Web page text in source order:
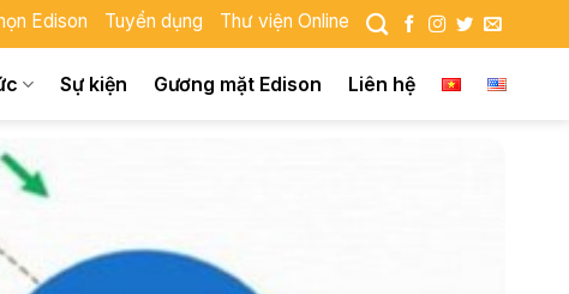
Edison Tuyển dụng Thư viện Online
Sự kiện Gương mặt Edison Liên hệ